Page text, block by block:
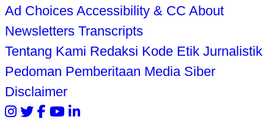
Ad Choices Accessibility & CC About
Newsletters Transcripts
Tentang Kami Redaksi Kode Etik Jurnalistik
Pedoman Pemberitaan Media Siber
Disclaimer